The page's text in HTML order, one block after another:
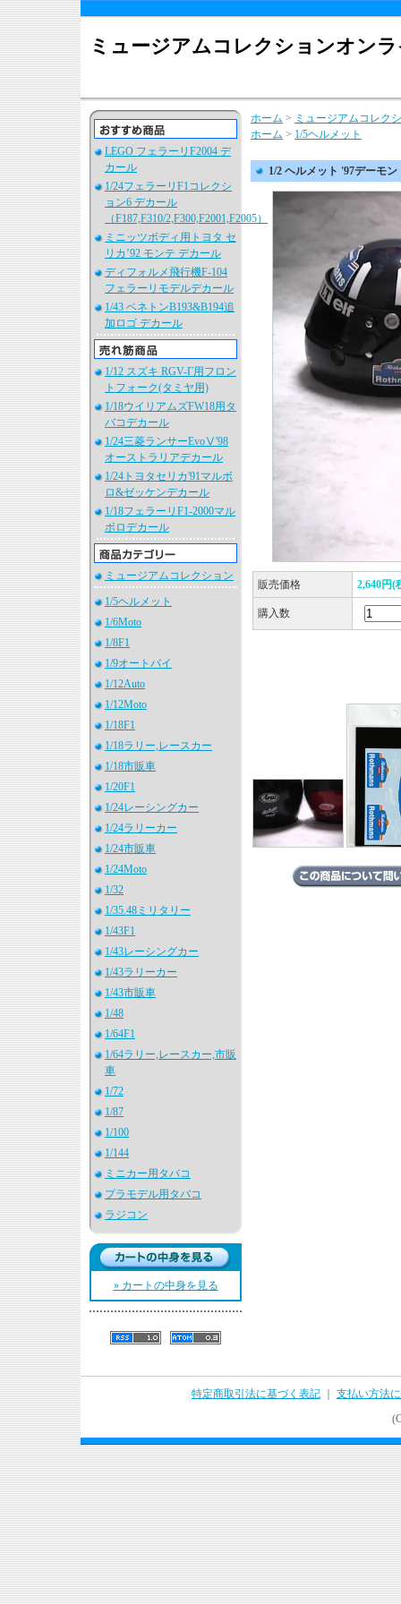
ミュージアムコレクションオン
LEGO フェラーリF2004 デ
カール
1/24フェラーリF1コレクシ
ョン6 デカール
（F187,F310/2,F300,F2001,F2005）
ミニッツボディ用トヨタ セ
リカ’92 モンテ デカール
ディフォルメ飛行機F-104
フェラーリモデルデカール
1/43 ベネトンB193&B194追
加ロゴ デカール
1/12 スズキ RGV-Γ用フロン
トフォーク(タミヤ用)
1/18ウイリアムズFW18用タ
バコデカール
1/24三菱ランサーEvoⅤ'98
オーストラリアデカール
1/24トヨタセリカ'91マルボ
ロ&ゼッケンデカール
1/18フェラーリF1-2000マル
ボロデカール
ミュージアムコレクション
1/5ヘルメット
1/6Moto
1/8F1
1/9オートバイ
1/12Auto
1/12Moto
1/18F1
1/18ラリー,レースカー
1/18市販車
1/20F1
1/24レーシングカー
1/24ラリーカー
1/24市販車
1/24Moto
1/32
1/35.48ミリタリー
1/43F1
1/43レーシングカー
1/43ラリーカー
1/43市販車
1/48
1/64F1
1/64ラリー,レースカー,市販
車
1/72
1/87
1/100
1/144
ミニカー用タバコ
プラモデル用タバコ
ラジコン
» カートの中身を見る
ホーム > ミュージアムコレク
ホーム > 1/5ヘルメット
1/2 ヘルメット '97デーモ
販売価格 2,640円(
購入数
特定商取引法に基づく表記
支払い方法